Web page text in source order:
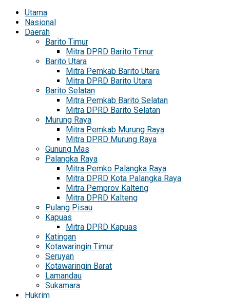
Utama
Nasional
Daerah
Barito Timur
Mitra DPRD Barito Timur
Barito Utara
Mitra Pemkab Barito Utara
Mitra DPRD Barito Utara
Barito Selatan
Mitra Pemkab Barito Selatan
Mitra DPRD Barito Selatan
Murung Raya
Mitra Pemkab Murung Raya
Mitra DPRD Murung Raya
Gunung Mas
Palangka Raya
Mitra Pemko Palangka Raya
Mitra DPRD Kota Palangka Raya
Mitra Pemprov Kalteng
Mitra DPRD Kalteng
Pulang Pisau
Kapuas
Mitra DPRD Kapuas
Katingan
Kotawaringin Timur
Seruyan
Kotawaringin Barat
Lamandau
Sukamara
Hukrim